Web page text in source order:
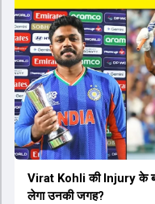
Virat Kohli की Injury के
लेगा उनकी जगह?